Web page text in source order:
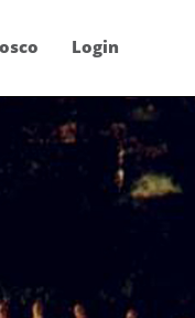
Login